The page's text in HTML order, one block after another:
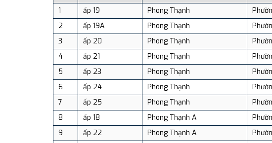
1
ấp 19 Phong Thạnh
2
ấp 19A Phong Thạnh
3
ấp 20 Phong Thạnh
4
ấp 21 Phong Thạnh
5
ấp 23 Phong Thạnh
6
ấp 24 Phong Thạnh
7
ấp 25 Phong Thạnh
8
ấp 18 Phong Thạnh A
9
ấp 22 Phong Thạnh A